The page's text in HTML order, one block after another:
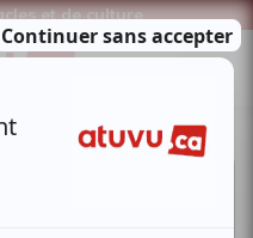
et de culture